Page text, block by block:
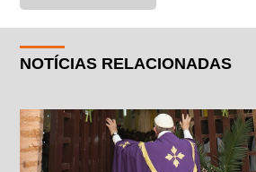
NOTÍCIAS RELACIONADAS